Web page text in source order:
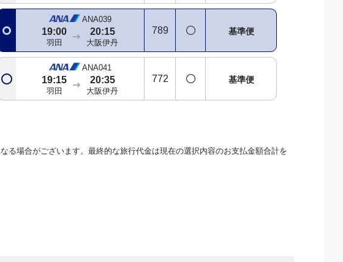
ANA039
19:00
羽田
20:15
大阪伊丹
789 基準便
ANA041
19:15
羽田
20:35
大阪伊丹
772 基準便
る場合がございます。最終的な旅行代金は現在の選択内容のお支払金額合計を